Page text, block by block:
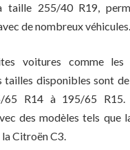
taille 255/40 R19,
de nombreux véhicules.
voitures comme
tailles disponibles sont
65 R14 à 195/65 R15.
des modèles tels que
Citroën C3.